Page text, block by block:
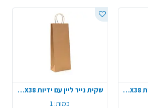
שקית נייר ליין עם ידיות 15X38 ס"מ - שחור
שקית נייר ליין עם ידיות 15X38 ס"מ - טבעי
כמות: 1